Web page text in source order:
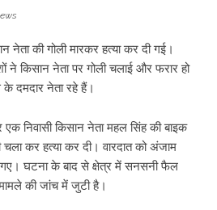
नेता की गोली मारकर हत्या कर दी गई।
ने किसान नेता पर गोली चलाई और फरार हो
दमदार नेता रहे हैं।
निवासी किसान नेता महल सिंह की बाइक
चला कर हत्या कर दी। वारदात को अंजाम
गए। घटना के बाद से क्षेत्र में सनसनी फैल
की जांच में जुटी है।